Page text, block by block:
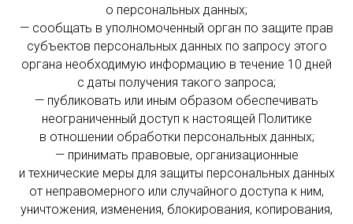
о персональных данных;
— сообщать в уполномоченный орган по защите прав
субъектов персональных данных по запросу этого
органа необходимую информацию в течение 10 дней
с даты получения такого запроса;
— публиковать или иным образом обеспечивать
неограниченный доступ к настоящей Политике
в отношении обработки персональных данных;
— принимать правовые, организационные
и технические меры для защиты персональных данных
от неправомерного или случайного доступа к ним,
уничтожения, изменения, блокирования, копирования,